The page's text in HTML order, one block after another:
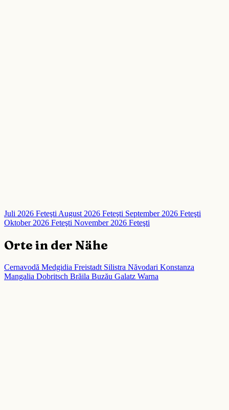
Juli 2026 FeteştiAugust 2026 Feteşti September 2026 Feteşti
Oktober 2026 Feteşti November 2026 Feteşti
Orte in der Nähe
Cernavodă Medgidia Freistadt Silistra Năvodari Konstanza
Mangalia Dobritsch Brăila Buzău Galatz Warna